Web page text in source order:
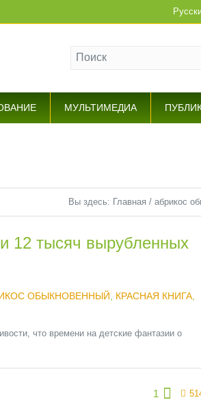
МУЛЬТИМЕДИА
Вы здесь: Главная / абрикос
12 тысяч вырубленных
ОБЫКНОВЕННЫЙ КРАСНАЯ КНИГА,
что времени на детские фантазии о
1